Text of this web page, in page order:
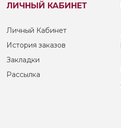
ЛИЧНЫЙ КАБИНЕТ
Личный Кабинет
История заказов
Закладки
Рассылка